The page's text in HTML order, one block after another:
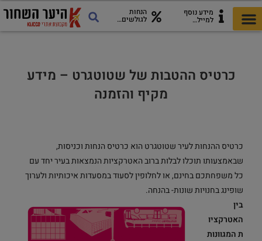
מידע נוסף
למייל…
הנחות
לגולשים…
כרטיס ההטבות של שטוטגרט – מידע
מקיף והזמנה
כרטיס ההנחות לעיר שטוטגרט הוא כרטיס הנחות וכניסות,
שבאמצעותו תוכלו לבלות ברוב האטרקציות הנמצאות בעיר יחד עם
כל משפחתכם בחינם, או לחלופין לסעוד במסעדות איכותיות ולערוך
שופינג בחנויות שונות- בהנחה.
בין
האטרקציו
ת המגוונות